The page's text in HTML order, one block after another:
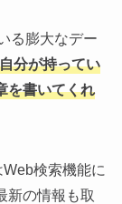
る膨大なデー
分が持ってい
を書いてくれ
検索機能に
新の情報も取